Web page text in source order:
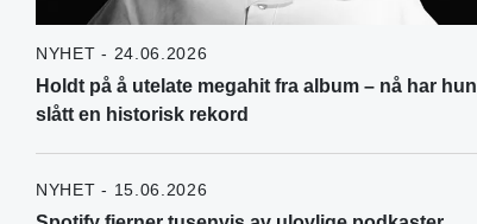
NYHET - 24.06.2026
Holdt på å utelate megahit fra album – nå har hun
slått en historisk rekord
NYHET - 15.06.2026